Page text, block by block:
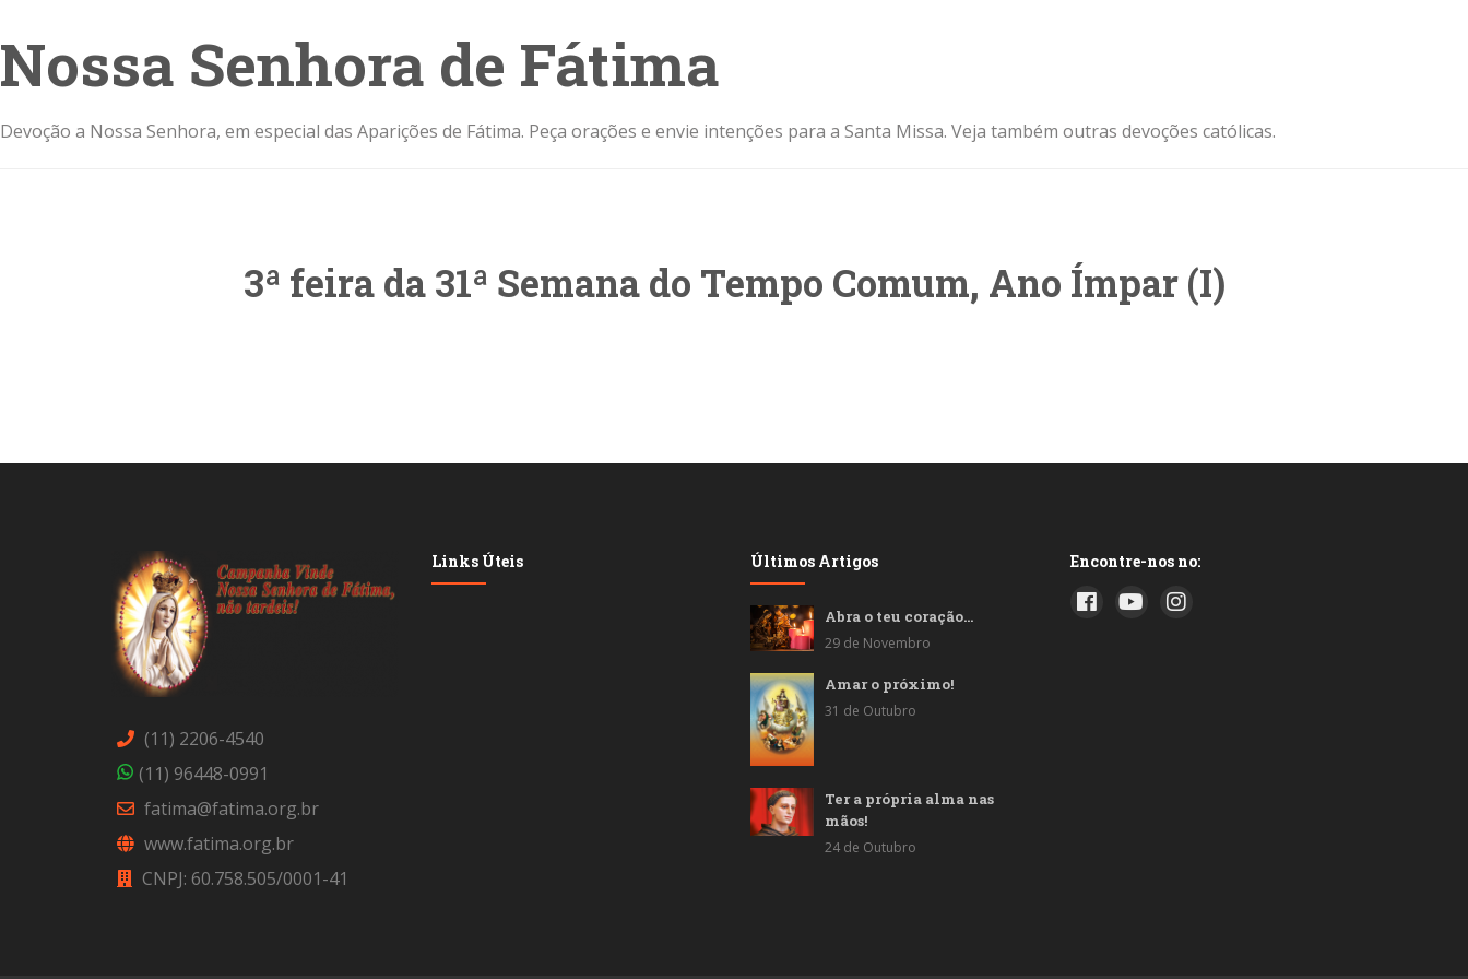
Nossa Senhora de Fátima
Devoção a Nossa Senhora, em especial das Aparições de Fátima. Peça orações e envie intenções para a Santa Missa. Veja também outras devoções católicas.
3ª feira da 31ª Semana do Tempo Comum, Ano Ímpar (I)
(11) 2206-4540
(11) 96448-0991
fatima@fatima.org.br
www.fatima.org.br
CNPJ: 60.758.505/0001-41
Links Úteis Últimos Artigos
Abra o teu coração…
29 de Novembro
Amar o próximo!
31 de Outubro
Ter a própria alma nas
mãos!
24 de Outubro
Encontre-nos no: